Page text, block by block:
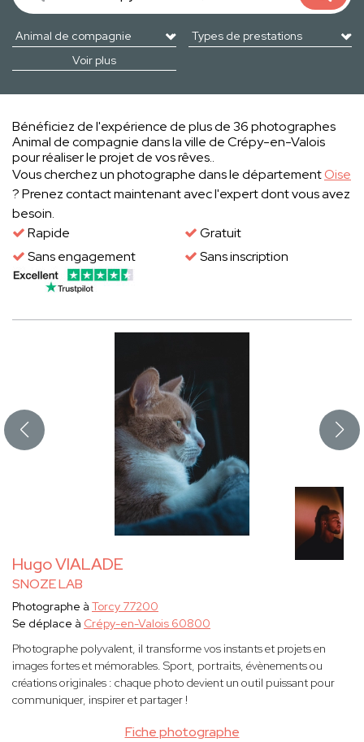
Voir plus
Bénéficiez de l'expérience de plus de 36 photographes
Animal de compagnie dans la ville de Crépy-en-Valois
pour réaliser le projet de vos rêves..
Vous cherchez un photographe dans le départementOise
? Prenez contact maintenant avec l'expert dont vous avez
besoin.
Rapide
Gratuit
Sans engagement
Sans inscription
Hugo VIALADE
SNOZE LAB
Fiche photographe
Photographe à Torcy 77200
Se déplace à Crépy-en-Valois 60800
Photographe polyvalent, il transforme vos instants et projets en
images fortes et mémorables. Sport, portraits, évènements ou
créations originales : chaque photo devient un outil puissant pour
communiquer, inspirer et partager !